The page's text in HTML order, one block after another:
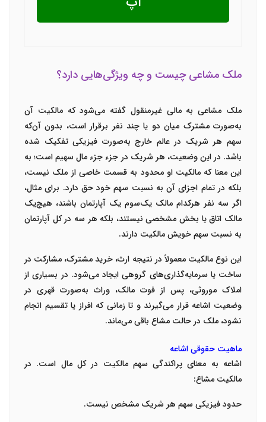
ملک مشاعی چیست و چه ویژگی‌هایی دارد؟
ملک مشاعی به مالی غیرمنقول گفته می‌شود که مالکیت آن
به‌صورت مشترک میان دو یا چند نفر برقرار است، بدون آن‌که
سهم هر شریک در عالم خارج به‌صورت فیزیکی تفکیک شده
باشد. در این وضعیت، هر شریک در جزء جزء مال سهیم است؛ به
این معنا که مالکیت او محدود به قسمت خاصی از ملک نیست،
بلکه در تمام اجزای آن به نسبت سهم خود حق دارد. برای مثال،
اگر سه نفر هرکدام مالک یک‌سوم یک آپارتمان باشند، هیچ‌یک
مالک اتاق یا بخش مشخصی نیستند، بلکه هر سه در کل آپارتمان
به نسبت سهم خویش مالکیت دارند.
این نوع مالکیت معمولاً در نتیجه ارث، خرید مشترک، مشارکت در
ساخت یا سرمایه‌گذاری‌های گروهی ایجاد می‌شود. در بسیاری از
املاک موروثی، پس از فوت مالک، وراث به‌صورت قهری در
وضعیت اشاعه قرار می‌گیرند و تا زمانی که افراز یا تقسیم انجام
نشود، ملک در حالت مشاع باقی می‌ماند.
ماهیت حقوقی اشاعه
اشاعه به معنای پراکندگی سهم مالکیت در کل مال است. در
مالکیت مشاع:
حدود فیزیکی سهم هر شریک مشخص نیست.